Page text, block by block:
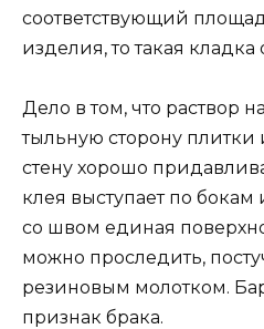
соответствующий
изделия, то такая
Дело в том, что раствор
тыльную сторону
стену хорошо
клея выступает по бокам
со швом единая
можно проследить,
резиновым молотком.
признак брака.